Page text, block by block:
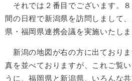
それでは２番目でございます。
間の日程で新潟県を訪問しまして
県・福岡県連携会議を実施いたしま
新潟の地図が右の方に出ており
真を並べておりますが、これご覧
うに、福岡県と新潟県、いろんな